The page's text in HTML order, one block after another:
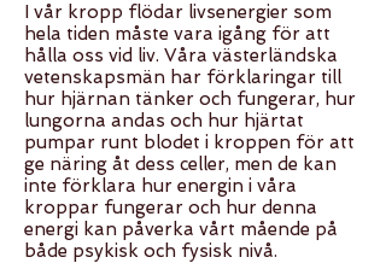
I vår kropp flödar livsenergier som
hela tiden måste vara igång för att
hålla oss vid liv. Våra västerländska
vetenskapsmän har förklaringar till
hur hjärnan tänker och fungerar, hur
lungorna andas och hur hjärtat
pumpar runt blodet i kroppen för att
ge näring åt dess celler, men de kan
inte förklara hur energin i våra
kroppar fungerar och hur denna
energi kan påverka vårt mående på
både psykisk och fysisk nivå.